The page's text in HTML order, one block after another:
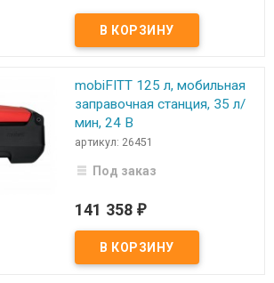
mobiFITT 125 л, мобильная
заправочная станция, 35 л/
мин, 24 В
артикул: 26451
Под заказ
141 358 ₽